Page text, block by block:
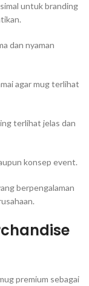
untuk branding
dan nyaman
agar mug terlihat
terlihat jelas dan
konsep event.
berpengalaman
premium sebagai